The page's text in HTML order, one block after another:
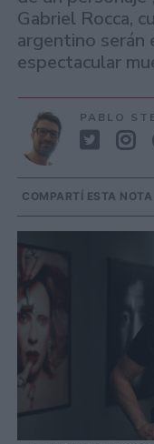
Gabriel Rocca,
argentino serán
espectacular
PABLO
COMPARTÍ ESTA NOTA